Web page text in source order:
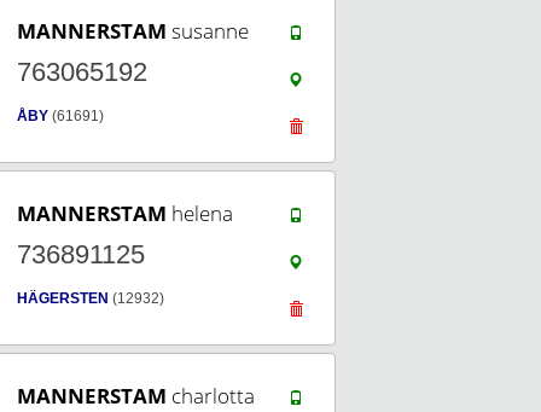
MANNERSTAM susanne
763065192
ÅBY (61691)
MANNERSTAM helena
736891125
HÄGERSTEN (12932)
MANNERSTAM charlotta